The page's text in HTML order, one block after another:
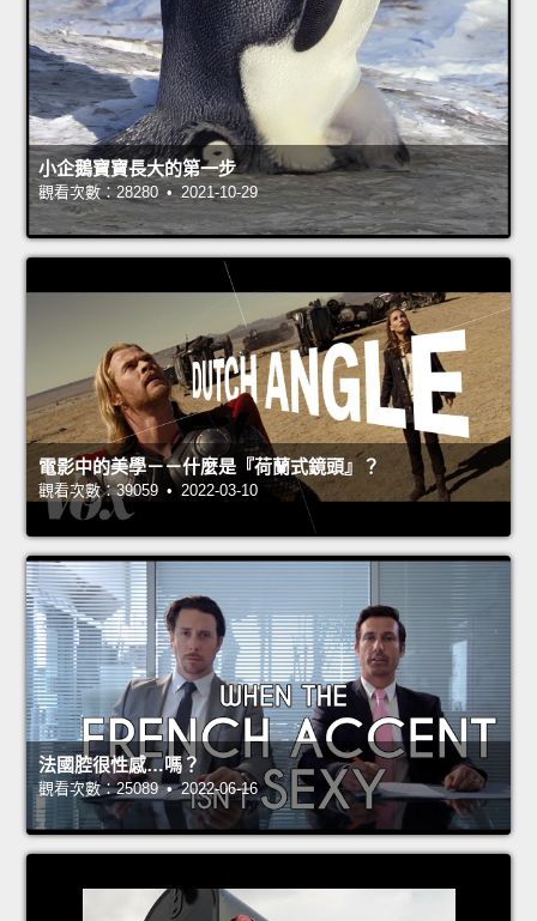
小企鵝寶寶長大的第一步
觀看次數：28280 • 2021-10-29
電影中的美學－－什麼是『荷蘭式鏡頭』？
觀看次數：39059 • 2022-03-10
法國腔很性感…嗎？
觀看次數：25089 • 2022-06-16